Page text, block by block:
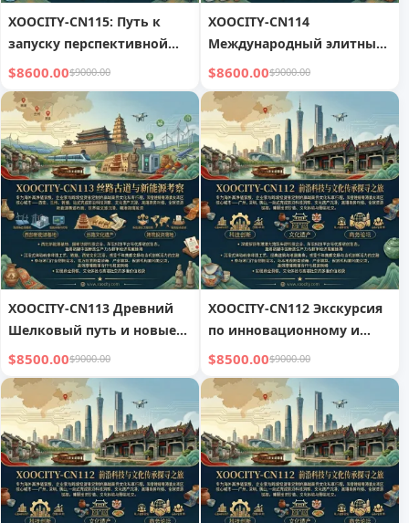
XOOCITY-CN115: Путь к
запуску перспективной
индустрии
$8600.00$9000.00
XOOCITY-CN114
Международный элитный
маршрут Северо-
Восточной Азии
$8600.00$9000.00
XOOCITY-CN113 Древний
Шелковый путь и новые
источники энергии
$8500.00$9000.00
XOOCITY-CN112 Экскурсия
по инновационному и
историческому наследию
Линнаня
$8500.00$9000.00